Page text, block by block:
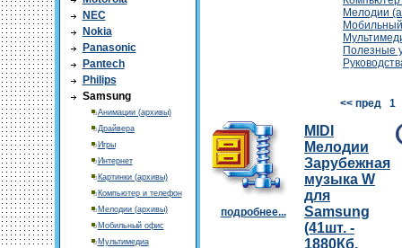
NEC
Nokia
Panasonic
Pantech
Philips
Samsung
Анимации (архивы)
Драйвера
Игры
Интернет
Картинки (архивы)
Компьютер и телефон
Мелодии (архивы)
Мобильный офис
Мультимедиа
Мелодии
Полезные
<< пред 1
подробнее...
MIDI
Мелодии
Зарубежная
музыка W
для
Samsung
(41шт. -
1880Кб,